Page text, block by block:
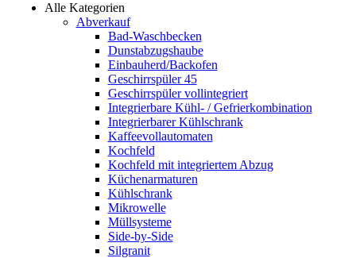
Alle Kategorien
Abverkauf
Bad-Waschbecken
Dunstabzugshaube
Einbauherd/Backofen
Geschirrspüler 45
Geschirrspüler vollintegriert
Integrierbare Kühl- / Gefrierkombination
Integrierbarer Kühlschrank
Kaffeevollautomaten
Kochfeld
Kochfeld mit integriertem Abzug
Küchenarmaturen
Kühlschrank
Mikrowelle
Müllsysteme
Side-by-Side
Silgranit